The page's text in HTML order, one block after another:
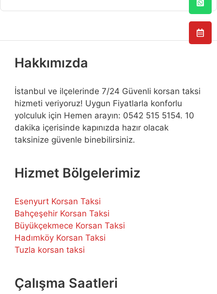
Hakkımızda
İstanbul ve ilçelerinde 7/24 Güvenli korsan taksi
hizmeti veriyoruz! Uygun Fiyatlarla konforlu
yolculuk için Hemen arayın: 0542 515 5154. 10
dakika içerisinde kapınızda hazır olacak
taksinize güvenle binebilirsiniz.
Hizmet Bölgelerimiz
Esenyurt Korsan Taksi
Bahçeşehir Korsan Taksi
Büyükçekmece Korsan Taksi
Hadımköy Korsan Taksi
Tuzla korsan taksi
Çalışma Saatleri